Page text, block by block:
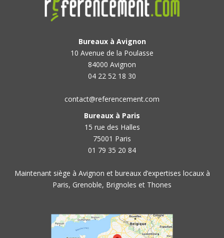
Bureaux à Avignon
10 Avenue de la Poulasse
84000 Avignon
04 22 52 18 30
contact@referencement.com
Bureaux à Paris
15 rue des Halles
75001 Paris
01 79 35 20 84
Maintenant siège à Avignon et bureaux d’expertises locaux à
Paris, Grenoble, Brignoles et Thones